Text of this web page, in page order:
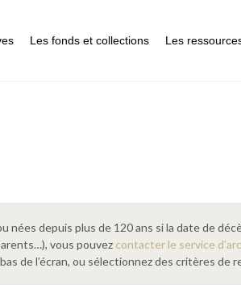
Les fonds et collections Les
depuis plus de 120 ans si la date de
vous pouvez contacter le service
de l’écran, ou sélectionnez des critères de